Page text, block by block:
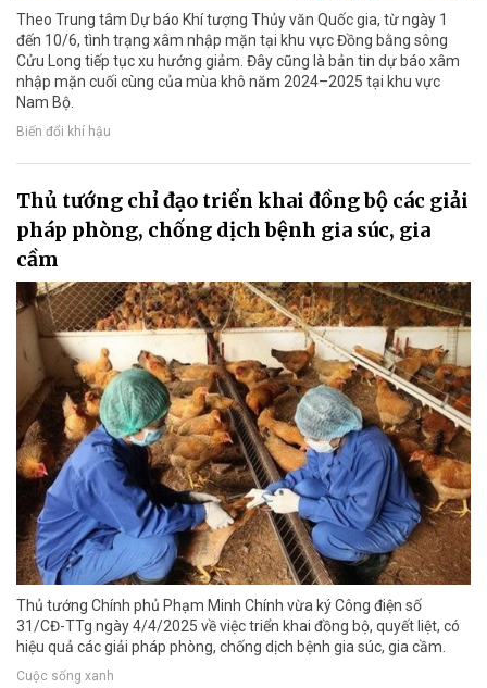
Theo Trung tâm Dự báo Khí tượng Thủy văn Quốc gia, từ ngày 1
đến 10/6, tình trạng xâm nhập mặn tại khu vực Đồng bằng sông
Cửu Long tiếp tục xu hướng giảm. Đây cũng là bản tin dự báo xâm
nhập mặn cuối cùng của mùa khô năm 2024–2025 tại khu vực
Nam Bộ.
Biến đổi khí hậu
Thủ tướng chỉ đạo triển khai đồng bộ các giải
pháp phòng, chống dịch bệnh gia súc, gia
cầm
Thủ tướng Chính phủ Phạm Minh Chính vừa ký Công điện số
31/CĐ-TTg ngày 4/4/2025 về việc triển khai đồng bộ, quyết liệt, có
hiệu quả các giải pháp phòng, chống dịch bệnh gia súc, gia cầm.
Cuộc sống xanh